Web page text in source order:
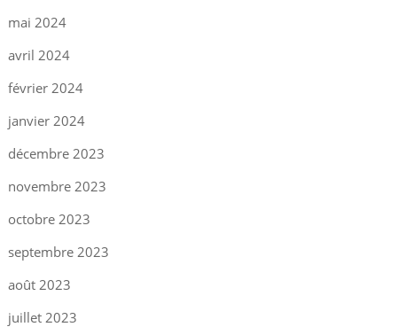
mai 2024
avril 2024
février 2024
janvier 2024
décembre 2023
novembre 2023
octobre 2023
septembre 2023
août 2023
juillet 2023